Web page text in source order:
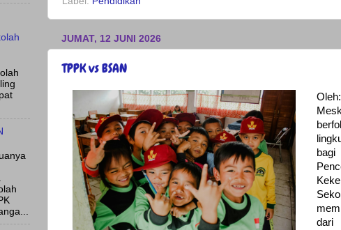
JUMAT, 12 JUNI 2026
TPPK vs BSAN
dari